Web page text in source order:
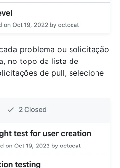
problema ou solicitação
no topo da lista de
de pull, selecione